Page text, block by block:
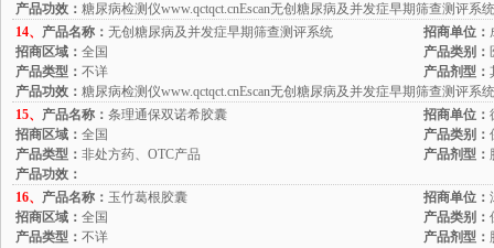
产品功效： 糖尿病检测仪www.qctqct.cnEscan无创糖尿病及并发症早期筛查测评系
14、 产品名称： 无创糖尿病及并发症早期筛查测评系统 招商单位：
招商区域： 全国 产品类别：
产品类型： 不详 产品剂型：
产品功效： 糖尿病检测仪www.qctqct.cnEscan无创糖尿病及并发症早期筛查测评系
15、 产品名称： 条理通保双诺希胶囊 招商单位：
招商区域： 全国 产品类别：
产品类型： 非处方药、OTC产品 产品剂型：
产品功效：
16、 产品名称： 玉竹葛根胶囊 招商单位：
招商区域： 全国 产品类别：
产品类型： 不详 产品剂型：